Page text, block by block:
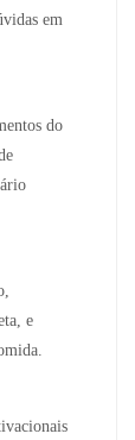
em
do
e